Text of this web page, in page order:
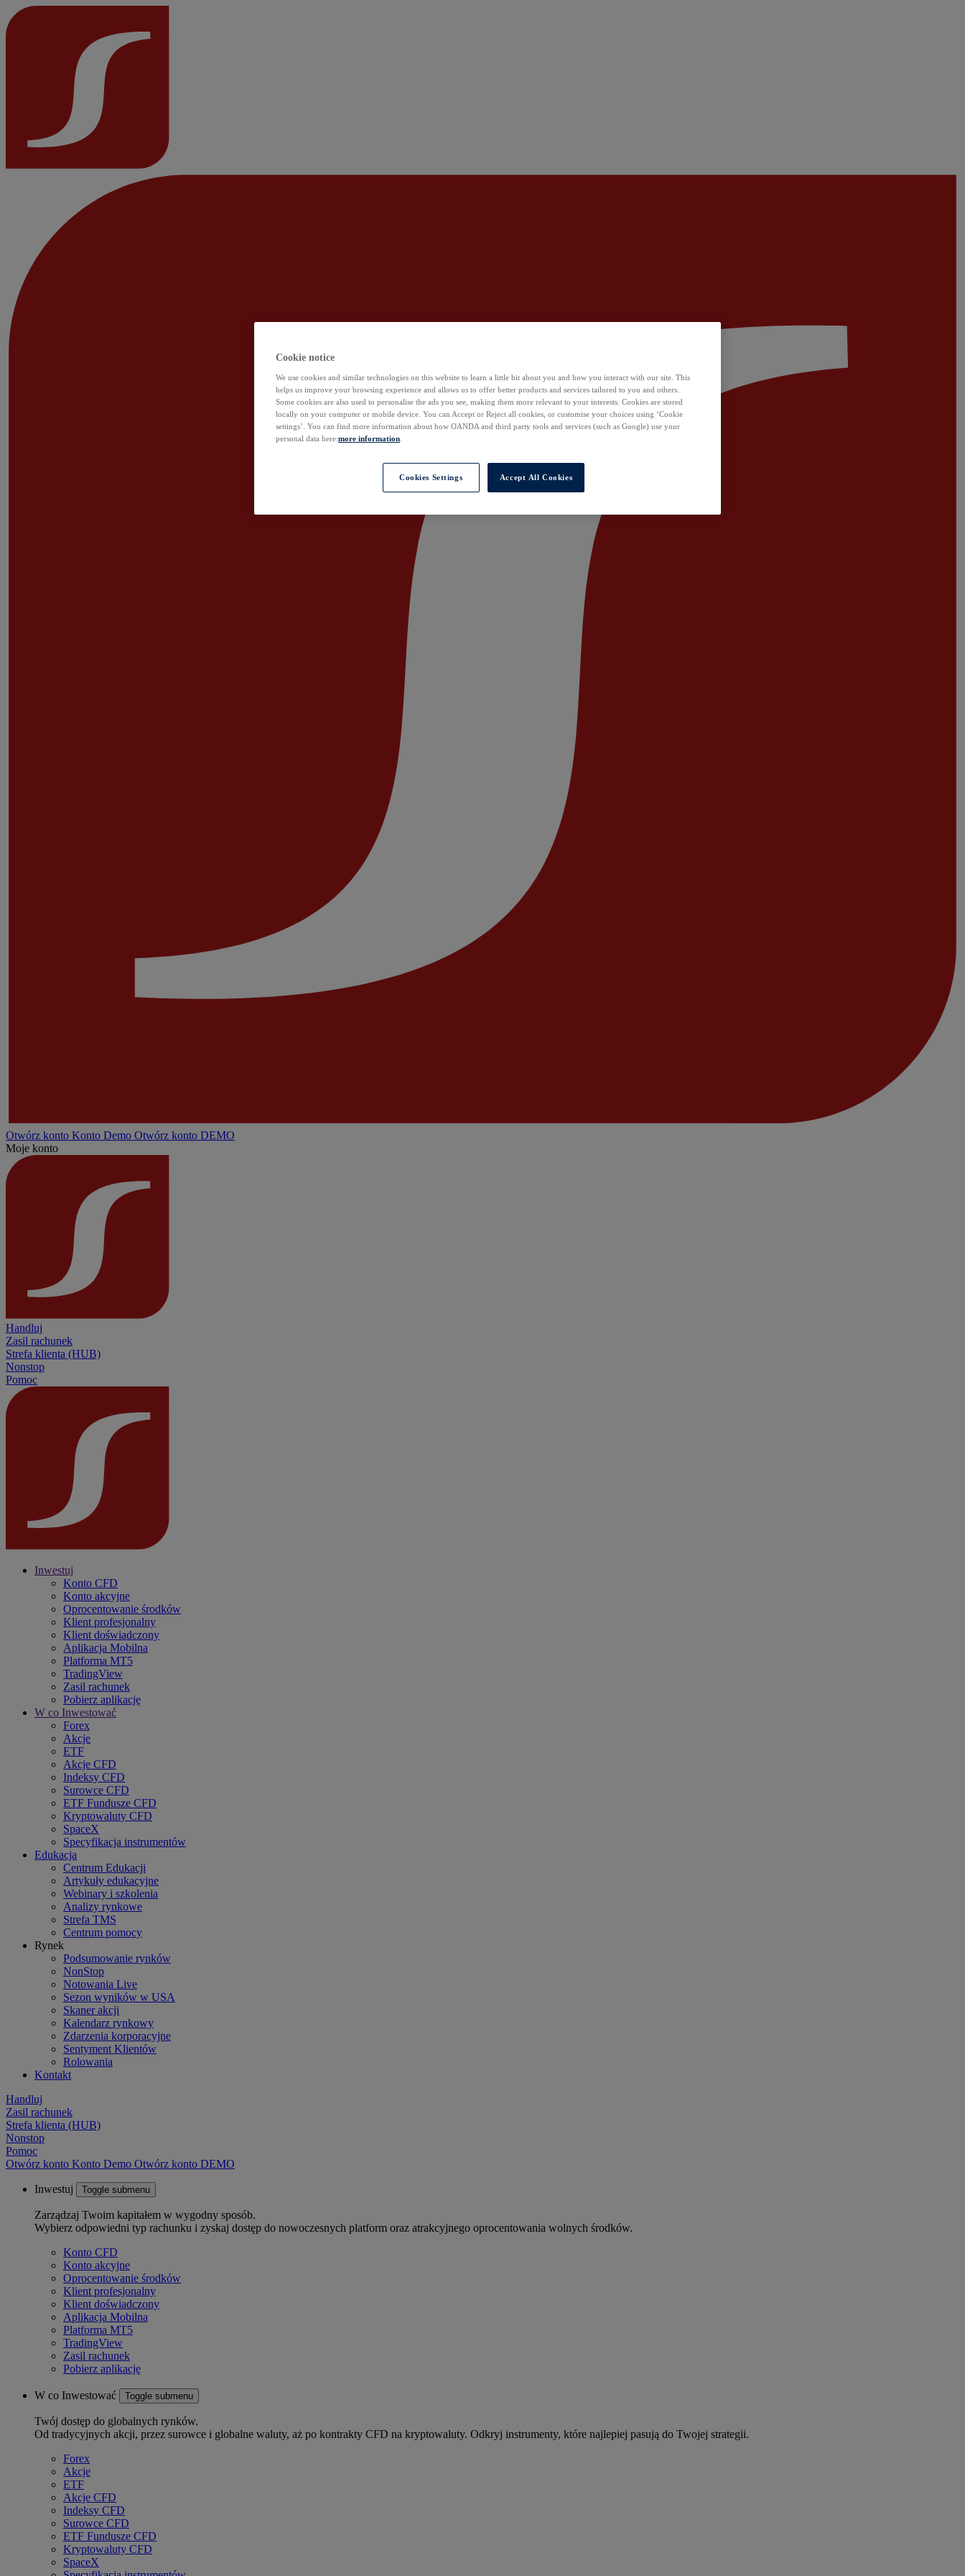
Otwórz konto Konto Demo Otwórz konto DEMO
Moje konto
Handluj
Zasil rachunek
Strefa klienta (HUB)
Nonstop
Pomoc
Inwestuj
Konto CFD
Konto akcyjne
Oprocentowanie środków
Klient profesjonalny
Klient doświadczony
Aplikacja Mobilna
Platforma MT5
TradingView
Zasil rachunek
Pobierz aplikację
W co Inwestować
Forex
Akcje
ETF
Akcje CFD
Indeksy CFD
Surowce CFD
ETF Fundusze CFD
Kryptowaluty CFD
SpaceX
Specyfikacja instrumentów
Edukacja
Centrum Edukacji
Artykuły edukacyjne
Webinary i szkolenia
Analizy rynkowe
Strefa TMS
Centrum pomocy
Rynek
Podsumowanie rynków
NonStop
Notowania Live
Sezon wyników w USA
Skaner akcji
Kalendarz rynkowy
Zdarzenia korporacyjne
Sentyment Klientów
Rolowania
Kontakt
Handluj
Zasil rachunek
Strefa klienta (HUB)
Nonstop
Pomoc
Otwórz konto Konto Demo Otwórz konto DEMO
Inwestuj Toggle submenu
Zarządzaj Twoim kapitałem w wygodny sposób.
Wybierz odpowiedni typ rachunku i zyskaj dostęp do nowoczesnych platform oraz atrakcyjnego oprocentowania wolnych środków.
Konto CFD
Konto akcyjne
Oprocentowanie środków
Klient profesjonalny
Klient doświadczony
Aplikacja Mobilna
Platforma MT5
TradingView
Zasil rachunek
Pobierz aplikację
W co Inwestować Toggle submenu
Twój dostęp do globalnych rynków.
Od tradycyjnych akcji, przez surowce i globalne waluty, aż po kontrakty CFD na kryptowaluty. Odkryj instrumenty, które najlepiej pasują do Twojej strategii.
Forex
Akcje
ETF
Akcje CFD
Indeksy CFD
Surowce CFD
ETF Fundusze CFD
Kryptowaluty CFD
SpaceX
Cookie notice
We use cookies and similar technologies on this website to learn a little bit about you and how you interact with our site. This
helps us improve your browsing experience and allows us to offer better products and services tailored to you and others.
Some cookies are also used to personalise the ads you see, making them more relevant to your interests. Cookies are stored
locally on your computer or mobile device. You can Accept or Reject all cookies, or customise your choices using ‘Cookie
settings’. You can find more information about how OANDA and third party tools and services (such as Google) use your
personal data here:more information
Cookies Settings Accept All Cookies